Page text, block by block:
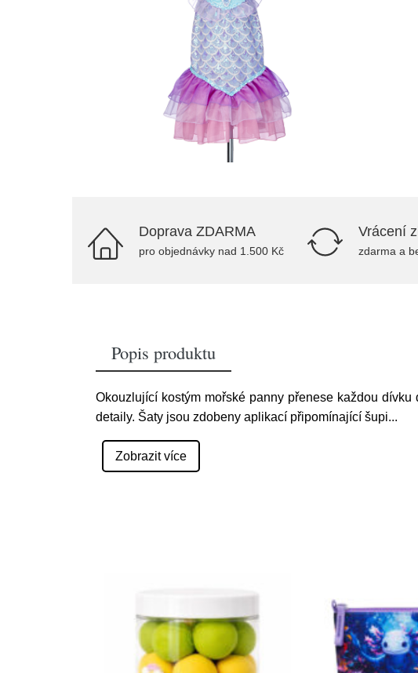
Doprava ZDARMA
pro objednávky nad 1.500 Kč
Vrácení
zdarma a
Popis produktu
Okouzlující kostým mořské panny přenese každou
detaily. Šaty jsou zdobeny aplikací připomínající šupi...
Zobrazit více